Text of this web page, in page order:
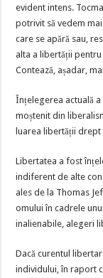
evident intens.
potrivit să vedem
care se apără sau,
alta a libertății
Contează, așadar,
Înțelegerea actuală
moștenit din
luarea libertății
Libertatea a fost
indiferent de alte
ales de la Thomas
omului în cadrele
inalienabile, alegeri
Dacă curentul
individului, în raport